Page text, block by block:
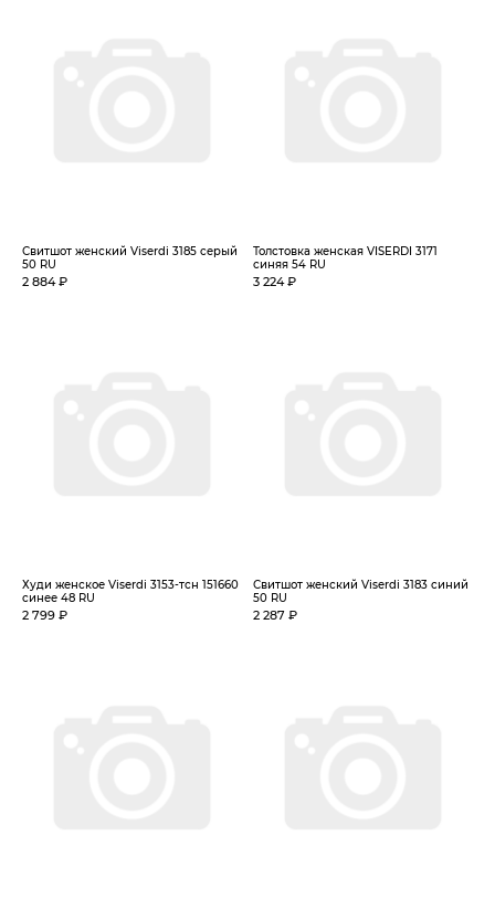
Свитшот женский Viserdi 3185 серый
50 RU
2 884 ₽
Толстовка женская VISERDI 3171
синяя 54 RU
3 224 ₽
Худи женское Viserdi 3153-тсн 151660
синее 48 RU
2 799 ₽
Свитшот женский Viserdi 3183 синий
50 RU
2 287 ₽